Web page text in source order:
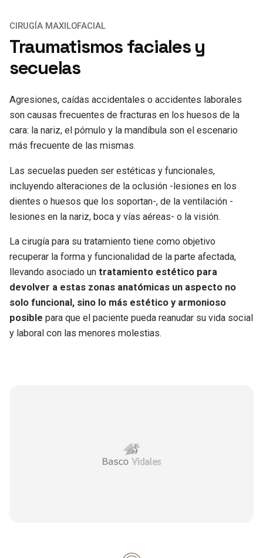
CIRUGÍA MAXILOFACIAL
Traumatismos faciales y
secuelas
Agresiones, caídas accidentales o accidentes laborales
son causas frecuentes de fracturas en los huesos de la
cara: la nariz, el pómulo y la mandíbula son el escenario
más frecuente de las mismas.
Las secuelas pueden ser estéticas y funcionales,
incluyendo alteraciones de la oclusión -lesiones en los
dientes o huesos que los soportan-, de la ventilación -
lesiones en la nariz, boca y vías aéreas- o la visión.
La cirugía para su tratamiento tiene como objetivo
recuperar la forma y funcionalidad de la parte afectada,
llevando asociado un tratamiento estético para
devolver a estas zonas anatómicas un aspecto no
solo funcional, sino lo más estético y armonioso
posible para que el paciente pueda reanudar su vida social
y laboral con las menores molestias.